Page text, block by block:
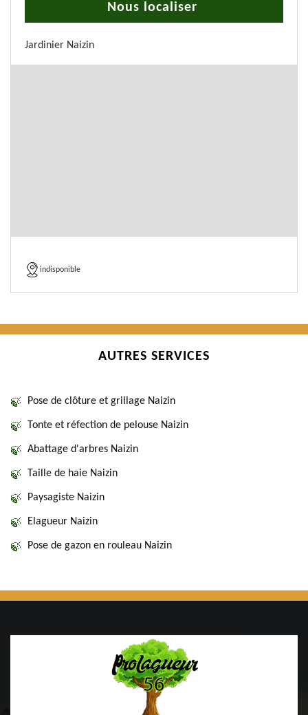
Nous localiser
Jardinier Naizin
indisponible
AUTRES SERVICES
Pose de clôture et grillage Naizin
Tonte et réfection de pelouse Naizin
Abattage d'arbres Naizin
Taille de haie Naizin
Paysagiste Naizin
Elagueur Naizin
Pose de gazon en rouleau Naizin